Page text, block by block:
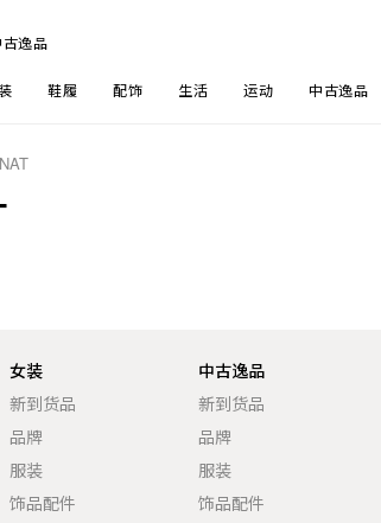
逸品
鞋履 配饰 生活 运动 中古逸品
女装
新到货品
品牌
服装
饰品配件
中古逸品
新到货品
品牌
服装
饰品配件